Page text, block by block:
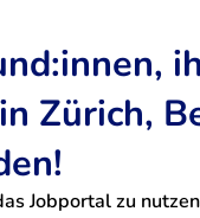
Zürich,
Jobportal zu